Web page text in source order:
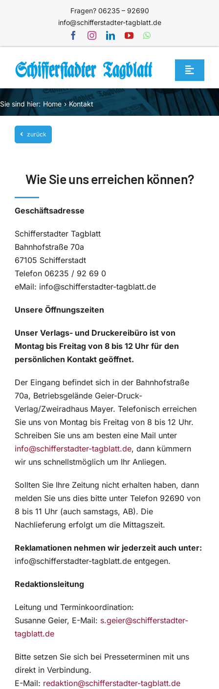
Fragen? 06235 – 92690
info@schifferstadter-tagblatt.de
Toggle
Home
Themen
Blog
Service
Mediathek
Jetzt abonnieren
Kontakt
Sie sind hier: Home Kontakt
zurück
Wie Sie uns erreichen können?
Geschäftsadresse
Schifferstadter Tagblatt
Bahnhofstraße 70a
67105 Schifferstadt
Telefon 06235 / 92 69 0
eMail: info@schifferstadter-tagblatt.de
Unsere Öffnungszeiten
Unser Verlags- und Druckereibüro ist von
Montag bis Freitag von 8 bis 12 Uhr für den
persönlichen Kontakt geöffnet.
Der Eingang befindet sich in der Bahnhofstraße
70a, Betriebsgelände Geier-Druck-
Verlag/Zweiradhaus Mayer. Telefonisch erreichen
Sie uns von Montag bis Freitag von 8 bis 12 Uhr.
Schreiben Sie uns am besten eine Mail unter
info@schifferstadter-tagblatt.de, dann kümmern
wir uns schnellstmöglich um Ihr Anliegen.
Sollten Sie Ihre Zeitung nicht erhalten haben, dann
melden Sie uns dies bitte unter Telefon 92690 von
8 bis 11 Uhr (auch samstags, AB). Die
Nachlieferung erfolgt um die Mittagszeit.
Reklamationen nehmen wir jederzeit auch unter:
info@schifferstadter-tagblatt.de entgegen.
Redaktionsleitung
Leitung und Terminkoordination:
Susanne Geier, E-Mail: s.geier@schifferstadter-
tagblatt.de
Bitte setzen Sie sich bei Presseterminen mit uns
direkt in Verbindung.
E-Mail: redaktion@schifferstadter-tagblatt.de